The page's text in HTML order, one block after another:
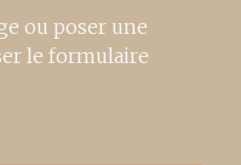
ou poser une
le formulaire